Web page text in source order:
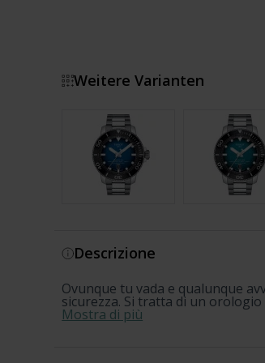
Weitere Varianten
Descrizione
Ovunque tu vada e qualunque
sicurezza. Si tratta di un
Mostra di più